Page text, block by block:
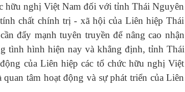
hữu nghị Việt Nam đối với tỉnh Thái Nguyên
chất chính trị - xã hội của Liên hiệp Thái
đẩy mạnh tuyên truyền để nâng cao nhận
tình hình hiện nay và khẳng định, tỉnh Thái
của Liên hiệp các tổ chức hữu nghị Việt
tâm hoạt động và sự phát triển của Liên